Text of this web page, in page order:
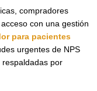
compradores
con una gestión
para pacientes
urgentes de NPS
por